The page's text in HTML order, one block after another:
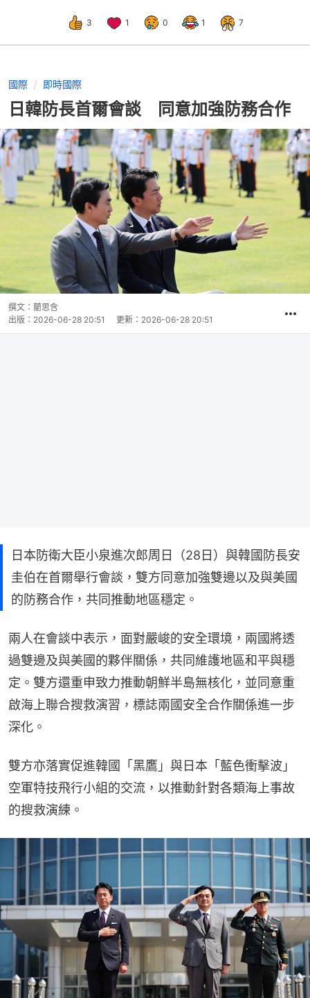
3 1 0 1 7
國際 即時國際
日韓防長首爾會談 同意加強防務合作
撰文： 藺思含
出版： 2026-06-28 20:51 更新： 2026-06-28 20:51
日本防衛大臣小泉進次郎周日（28日）與韓國防長安
圭伯在首爾舉行會談，雙方同意加強雙邊以及與美國
的防務合作，共同推動地區穩定。
兩人在會談中表示，面對嚴峻的安全環境，兩國將透
過雙邊及與美國的夥伴關係，共同維護地區和平與穩
定。雙方還重申致力推動朝鮮半島無核化，並同意重
啟海上聯合搜救演習，標誌兩國安全合作關係進一步
深化。
雙方亦落實促進韓國「黑鷹」與日本「藍色衝擊波」
空軍特技飛行小組的交流，以推動針對各類海上事故
的搜救演練。